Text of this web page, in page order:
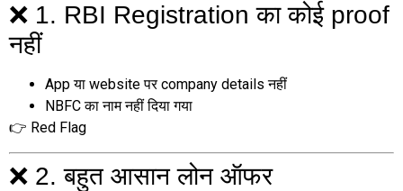
❌ 1. RBI Registration का कोई proof
नहीं
App या website पर company details नहीं
NBFC का नाम नहीं दिया गया
👉 Red Flag
❌ 2. बहुत आसान लोन ऑफर